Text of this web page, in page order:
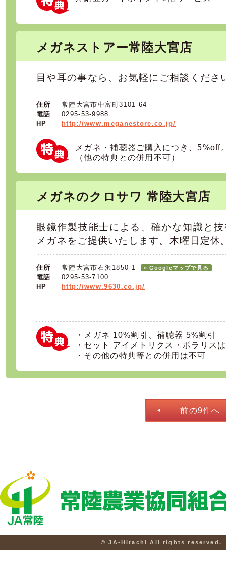
メガネストアー常陸大宮店
目や耳の事なら、お気軽にご相談くださ
住所
常陸大宮市中富町3101-64
電話
0295-53-9988
HP
http://www.meganestore.co.jp/
メガネ・補聴器ご購入につき、5%off
（他の特典との併用不可）
メガネのクロサワ 常陸大宮店
眼鏡作製技能士による、確かな知識と
メガネをご提供いたします。木曜日定休
住所 常陸大宮市石沢1850-1 » Googleマップで見る
電話
0295-53-7100
HP
http://www.9630.co.jp/
・メガネ 10%割引、補聴器 5%割引
・セット アイメトリクス・ポラリス
・その他の特典等との併用は不可
前の9件へ
© JA-Hitachi All rights reserved.